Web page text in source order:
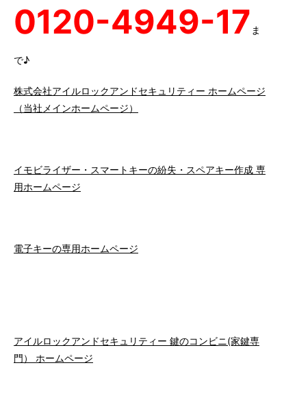
0120-4949-17 ま
で♪
株式会社アイルロックアンドセキュリティー ホームページ
（当社メインホームページ）
イモビライザー・スマートキーの紛失・スペアキー作成 専
用ホームページ
電子キーの専用ホームページ
アイルロックアンドセキュリティー 鍵のコンビニ(家鍵専
門） ホームページ